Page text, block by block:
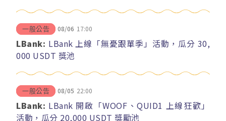
一般公告 08/06 17:00
LBank: LBank 上線「無憂跟單季」活動，瓜分 30,
000 USDT 獎池
一般公告 08/05 22:00
LBank: LBank 開啟「WOOF、QUID1 上線狂歡」
活動，瓜分 20,000 USDT 獎勵池